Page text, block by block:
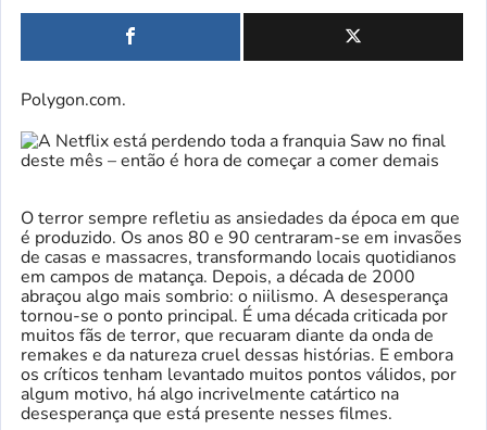
Polygon.com.
O terror sempre refletiu as ansiedades da época em que
é produzido. Os anos 80 e 90 centraram-se em invasões
de casas e massacres, transformando locais quotidianos
em campos de matança. Depois, a década de 2000
abraçou algo mais sombrio: o niilismo. A desesperança
tornou-se o ponto principal. É uma década criticada por
muitos fãs de terror, que recuaram diante da onda de
remakes e da natureza cruel dessas histórias. E embora
os críticos tenham levantado muitos pontos válidos, por
algum motivo, há algo incrivelmente catártico na
desesperança que está presente nesses filmes.